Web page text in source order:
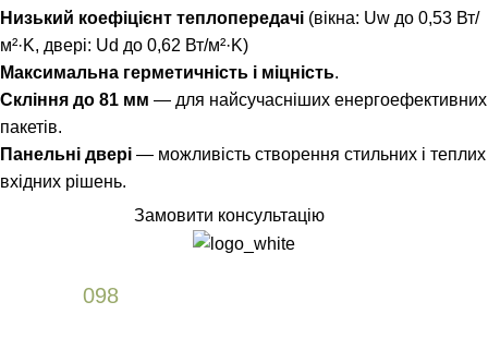
Низький коефіцієнт теплопередачі (вікна: Uw до 0,53 Вт/
м²·K, двері: Ud до 0,62 Вт/м²·K)
Максимальна герметичність і міцність.
Скління до 81 мм — для найсучасніших енергоефективних
пакетів.
Панельні двері — можливість створення стильних і теплих
вхідних рішень.
Замовити консультацію
098589 61 77